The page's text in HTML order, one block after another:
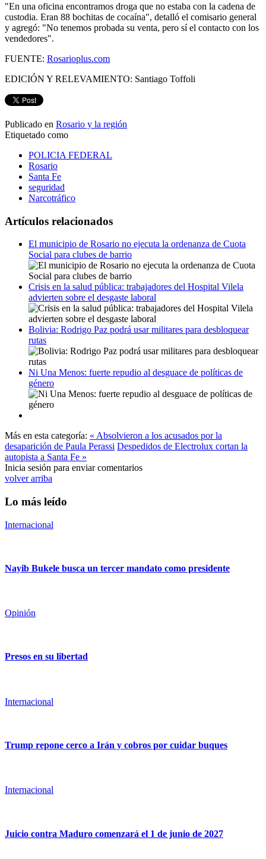
"En una oficina encontramos droga que no estaba con la cadena de
custodia. Eran 88 bochitas de cocaína", detalló el comisario general
y agregó: "No tenemos probada su venta, pero sí el contacto con los
vendedores".
FUENTE: Rosarioplus.com
EDICIÓN Y RELEVAMIENTO: Santiago Toffoli
Publicado en Rosario y la región
Etiquetado como
POLICIA FEDERAL
Rosario
Santa Fe
seguridad
Narcotráfico
Artículos relacionados
El municipio de Rosario no ejecuta la ordenanza de Cuota
Social para clubes de barrio
Crisis en la salud pública: trabajadores del Hospital Vilela
advierten sobre el desgaste laboral
Bolivia: Rodrigo Paz podrá usar militares para desbloquear
rutas
Ni Una Menos: fuerte repudio al desguace de políticas de
género
Más en esta categoría: « Absolvieron a los acusados por la
desaparición de Paula Perassi Despedidos de Electrolux cortan la
autopista a Santa Fe »
Inicia sesión para enviar comentarios
volver arriba
Lo más leído
Internacional
Nayib Bukele busca un tercer mandato como presidente
Opinión
Presos en su libertad
Internacional
Trump repone cerco a Irán y cobros por cuidar buques
Internacional
Juicio contra Maduro comenzará el 1 de junio de 2027